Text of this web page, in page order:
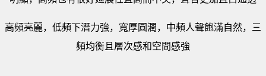
高頻亮麗，低頻下潛力強，寬厚圓潤，中頻人聲飽滿自然，三
頻均衡且層次感和空間感強